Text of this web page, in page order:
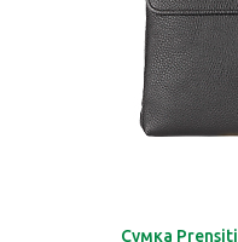
Cумка Prensiti